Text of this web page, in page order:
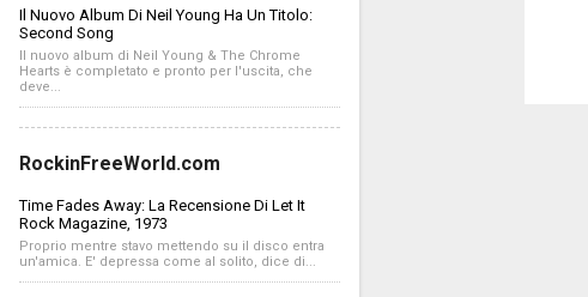
Il Nuovo Album Di Neil Young Ha Un Titolo:
Second Song
Il nuovo album di Neil Young & The Chrome
Hearts è completato e pronto per l'uscita, che
deve...
RockinFreeWorld.com
Time Fades Away: La Recensione Di Let It
Rock Magazine, 1973
Proprio mentre stavo mettendo su il disco entra
un'amica. E' depressa come al solito, dice di...